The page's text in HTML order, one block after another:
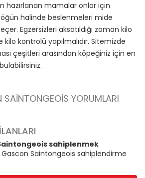
hazırlanan mamalar onlar için
halinde beslenmeleri mide
Egzersizleri aksatıldığı zaman kilo
kontrolü yapılmalıdır. Sitemizde
çeşitleri arasından köpeğiniz için en
YORUMLARI
sahiplenmek
Gascon Saintongeois sahiplendirme